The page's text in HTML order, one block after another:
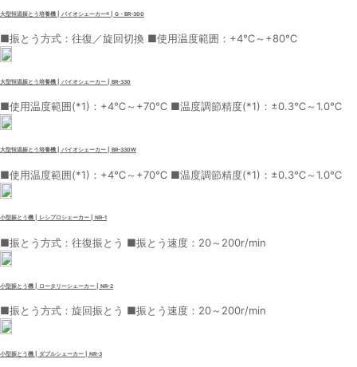
大型恒温振とう培養機 | バイオシェーカー® | G・BR-300
■振とう方式：往復／旋回切換 ■使用温度範囲：+4℃～+80℃
大型恒温振とう培養機 | バイオシェーカー | BR-330
■使用温度範囲(*1)：+4℃～+70℃ ■温度調節精度(*1)：±0.3℃～1.0℃
大型恒温振とう培養機 | バイオシェーカー | BR-330W
■使用温度範囲(*1)：+4℃～+70℃ ■温度調節精度(*1)：±0.3℃～1.0℃
小型振とう機 | レシプロシェーカー | NR-1
■振とう方式：往復振とう ■振とう速度：20～200r/min
小型振とう機 | ロータリーシェーカー | NR-2
■振とう方式：旋回振とう ■振とう速度：20～200r/min
小型振とう機 | ダブルシェーカー | NR-3